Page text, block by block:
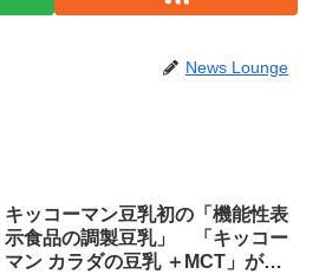
News Lounge
キッコーマン豆乳初の「機能性表
示食品の調製豆乳」 「キッコー
マン カラダの豆乳 ＋MCT」が新